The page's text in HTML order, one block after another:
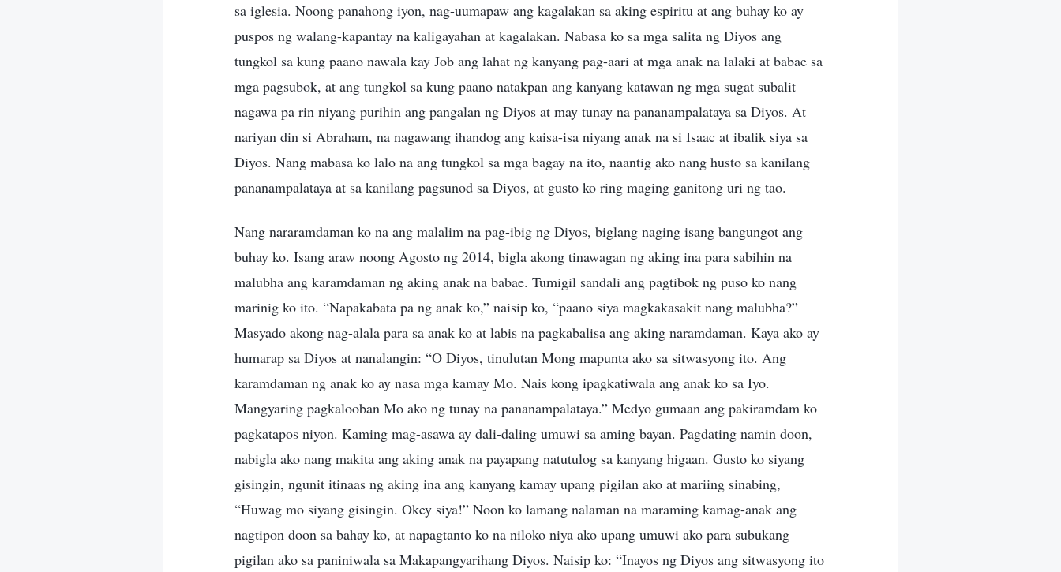
sa iglesia. Noong panahong iyon, nag-uumapaw ang kagalakan sa aking espiritu at ang buhay ko ay
puspos ng walang-kapantay na kaligayahan at kagalakan. Nabasa ko sa mga salita ng Diyos ang
tungkol sa kung paano nawala kay Job ang lahat ng kanyang pag-aari at mga anak na lalaki at babae sa
mga pagsubok, at ang tungkol sa kung paano natakpan ang kanyang katawan ng mga sugat subalit
nagawa pa rin niyang purihin ang pangalan ng Diyos at may tunay na pananampalataya sa Diyos. At
nariyan din si Abraham, na nagawang ihandog ang kaisa-isa niyang anak na si Isaac at ibalik siya sa
Diyos. Nang mabasa ko lalo na ang tungkol sa mga bagay na ito, naantig ako nang husto sa kanilang
pananampalataya at sa kanilang pagsunod sa Diyos, at gusto ko ring maging ganitong uri ng tao.
Nang nararamdaman ko na ang malalim na pag-ibig ng Diyos, biglang naging isang bangungot ang
buhay ko. Isang araw noong Agosto ng 2014, bigla akong tinawagan ng aking ina para sabihin na
malubha ang karamdaman ng aking anak na babae. Tumigil sandali ang pagtibok ng puso ko nang
marinig ko ito. “Napakabata pa ng anak ko,” naisip ko, “paano siya magkakasakit nang malubha?”
Masyado akong nag-alala para sa anak ko at labis na pagkabalisa ang aking naramdaman. Kaya ako ay
humarap sa Diyos at nanalangin: “O Diyos, tinulutan Mong mapunta ako sa sitwasyong ito. Ang
karamdaman ng anak ko ay nasa mga kamay Mo. Nais kong ipagkatiwala ang anak ko sa Iyo.
Mangyaring pagkalooban Mo ako ng tunay na pananampalataya.” Medyo gumaan ang pakiramdam ko
pagkatapos niyon. Kaming mag-asawa ay dali-daling umuwi sa aming bayan. Pagdating namin doon,
nabigla ako nang makita ang aking anak na payapang natutulog sa kanyang higaan. Gusto ko siyang
gisingin, ngunit itinaas ng aking ina ang kanyang kamay upang pigilan ako at mariing sinabing,
“Huwag mo siyang gisingin. Okey siya!” Noon ko lamang nalaman na maraming kamag-anak ang
nagtipon doon sa bahay ko, at napagtanto ko na niloko niya ako upang umuwi ako para subukang
pigilan ako sa paniniwala sa Makapangyarihang Diyos. Naisip ko: “Inayos ng Diyos ang sitwasyong ito